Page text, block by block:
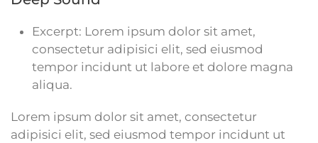
Excerpt: Lorem ipsum dolor sit amet,
consectetur adipisici elit, sed eiusmod
tempor incidunt ut labore et dolore magna
aliqua.
Lorem ipsum dolor sit amet, consectetur
adipisici elit, sed eiusmod tempor incidunt ut